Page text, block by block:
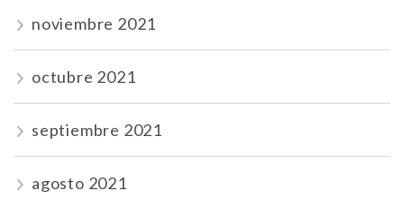
noviembre 2021
octubre 2021
septiembre 2021
agosto 2021